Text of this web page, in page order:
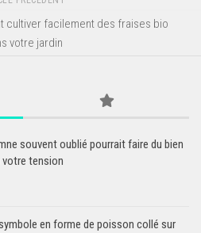
cultiver facilement des fraises bio
votre jardin
souvent oublié pourrait faire du bien
votre tension
en forme de poisson collé sur